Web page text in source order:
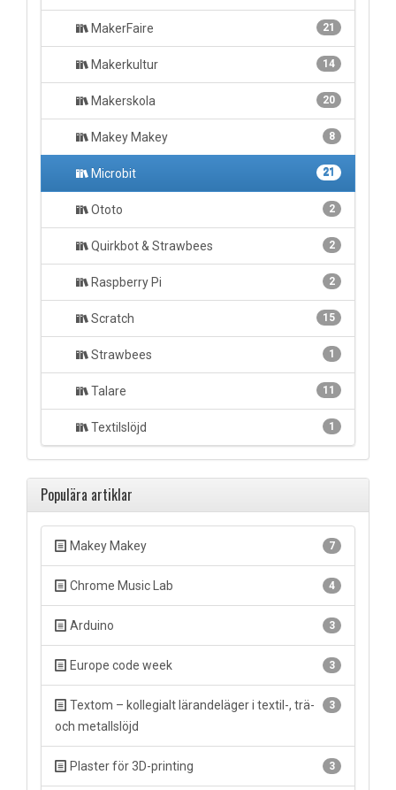
21
MakerFaire
14
Makerkultur
20
Makerskola
8
Makey Makey
21
Microbit
2
Ototo
2
Quirkbot & Strawbees
2
Raspberry Pi
15
Scratch
1
Strawbees
11
Talare
1
Textilslöjd
Populära artiklar
7
Makey Makey
4
Chrome Music Lab
3
Arduino
3
Europe code week
3
Textom – kollegialt lärandeläger i textil-, trä-
och metallslöjd
3
Plaster för 3D-printing